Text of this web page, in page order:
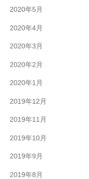
2020年5月
2020年4月
2020年3月
2020年2月
2020年1月
2019年12月
2019年11月
2019年10月
2019年9月
2019年8月